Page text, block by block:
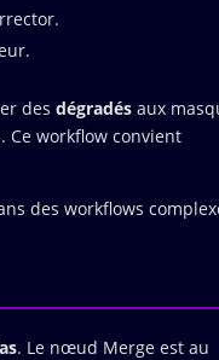
desdégradés aux
Ce workflow convient
des workflows
. Le nœud Merge est au